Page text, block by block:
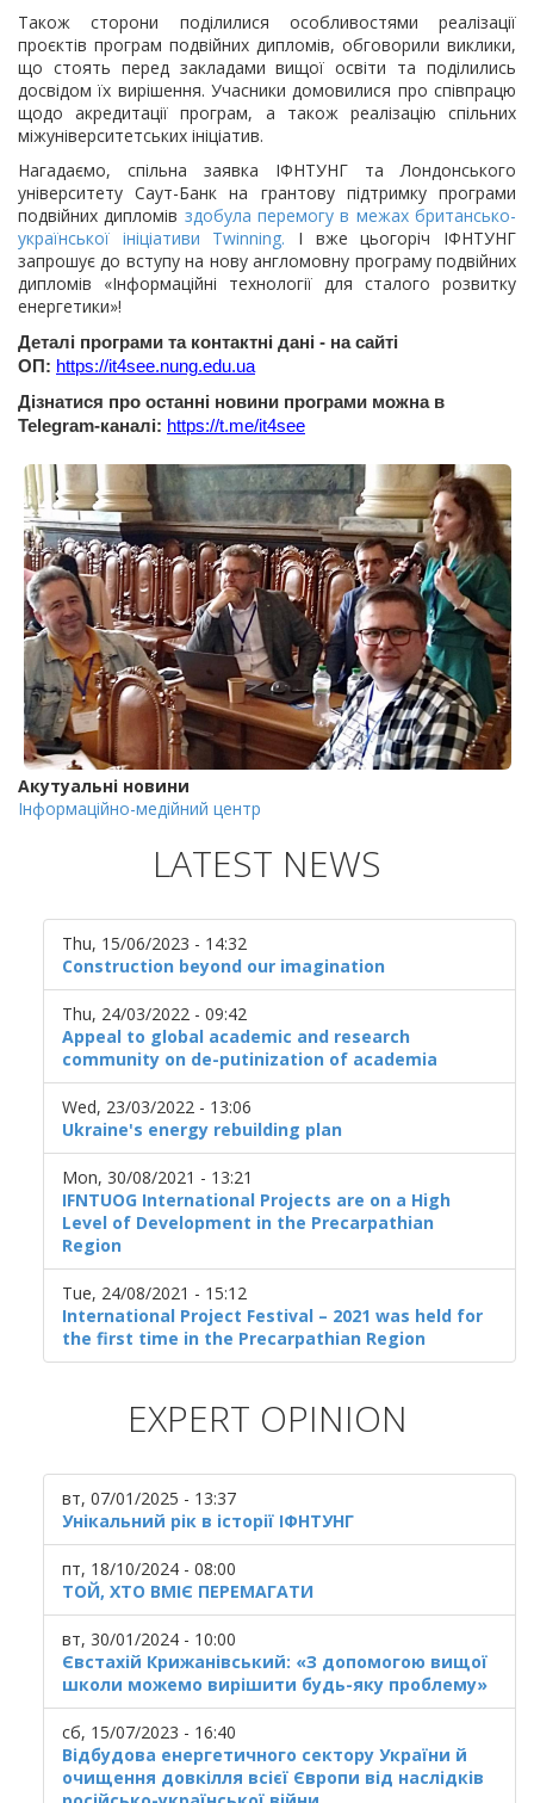
Також сторони поділилися особливостями реалізації
проєктів програм подвійних дипломів, обговорили виклики,
що стоять перед закладами вищої освіти та поділились
досвідом їх вирішення. Учасники домовилися про співпрацю
щодо акредитації програм, а також реалізацію спільних
міжуніверситетських ініціатив.
Нагадаємо, спільна заявка ІФНТУНГ та Лондонського
університету Саут-Банк на грантову підтримку програми
подвійних дипломів здобула перемогу в межах британсько-
української ініціативи Twinning. І вже цьогоріч ІФНТУНГ
запрошує до вступу на нову англомовну програму подвійних
дипломів «Інформаційні технології для сталого розвитку
енергетики»!
Деталі програми та контактні дані - на сайті
ОП: https://it4see.nung.edu.ua
Дізнатися про останні новини програми можна в
Telegram-каналі: https://t.me/it4see
Акутуальні новини
Інформаційно-медійний центр
LATEST NEWS
Thu, 15/06/2023 - 14:32
Construction beyond our imagination
Thu, 24/03/2022 - 09:42
Appeal to global academic and research
community on de-putinization of academia
Wed, 23/03/2022 - 13:06
Ukraine's energy rebuilding plan
Mon, 30/08/2021 - 13:21
IFNTUOG International Projects are on a High
Level of Development in the Precarpathian
Region
Tue, 24/08/2021 - 15:12
International Project Festival – 2021 was held for
the first time in the Precarpathian Region
EXPERT OPINION
вт, 07/01/2025 - 13:37
Унікальний рік в історії ІФНТУНГ
пт, 18/10/2024 - 08:00
ТОЙ, ХТО ВМІЄ ПЕРЕМАГАТИ
вт, 30/01/2024 - 10:00
Євстахій Крижанівський: «З допомогою вищої
школи можемо вирішити будь-яку проблему»
сб, 15/07/2023 - 16:40
Відбудова енергетичного сектору України й
очищення довкілля всієї Європи від наслідків